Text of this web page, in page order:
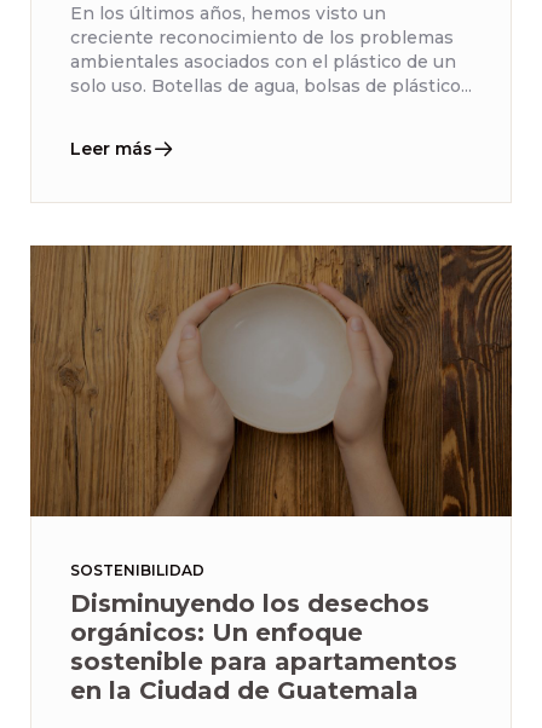
En los últimos años, hemos visto un
creciente reconocimiento de los problemas
ambientales asociados con el plástico de un
solo uso. Botellas de agua, bolsas de plástico...
Leer más
SOSTENIBILIDAD
Disminuyendo los desechos
orgánicos: Un enfoque
sostenible para apartamentos
en la Ciudad de Guatemala